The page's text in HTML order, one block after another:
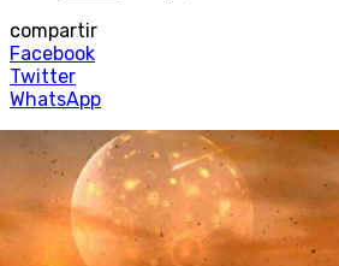
compartir
Facebook
Twitter
WhatsApp